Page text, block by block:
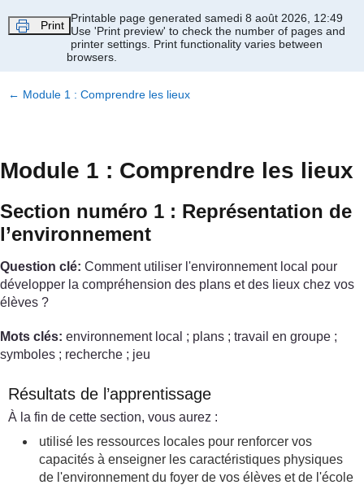
Print
Printable page generated samedi 8 août 2026, 12:49
Use 'Print preview' to check the number of pages and
printer settings. Print functionality varies between
browsers.
← Module 1 : Comprendre les lieux
Module 1 : Comprendre les lieux
Section numéro 1 : Représentation de
l’environnement
Question clé: Comment utiliser l'environnement local pour
développer la compréhension des plans et des lieux chez vos
élèves ?
Mots clés: environnement local ; plans ; travail en groupe ;
symboles ; recherche ; jeu
Résultats de l’apprentissage
À la fin de cette section, vous aurez :
utilisé les ressources locales pour renforcer vos
capacités à enseigner les caractéristiques physiques
de l'environnement du foyer de vos élèves et de l'école